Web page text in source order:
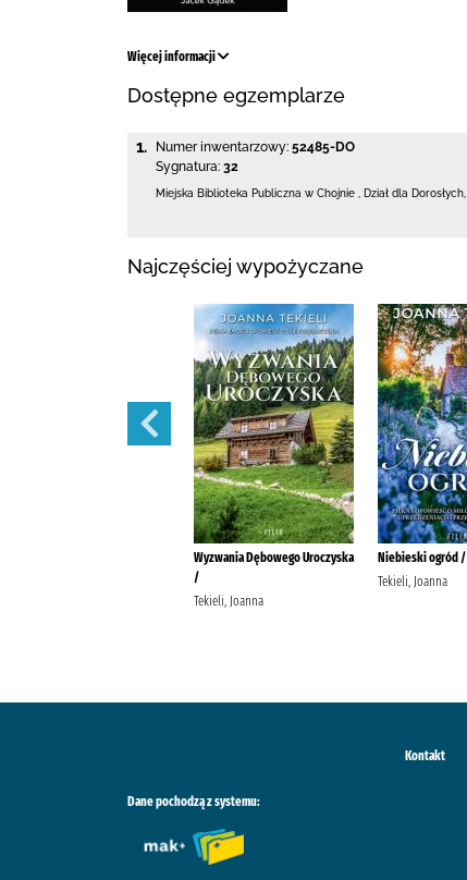
Więcej informacji
Dostępne egzemplarze
1. Numer inwentarzowy: 52485-DO
Sygnatura: 32
Miejska Biblioteka Publiczna w Chojnie Dział dla Dorosłych,
Najczęściej wypożyczane
Wyzwania Dębowego Uroczyska
/
Tekieli, Joanna
Niebieski ogród /
Tekieli, Joanna
Kontakt
Dane pochodzą z systemu: